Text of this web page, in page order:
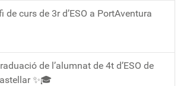
curs de 3r d’ESO a PortAventura
de l’alumnat de 4t d’ESO de
✨🎓